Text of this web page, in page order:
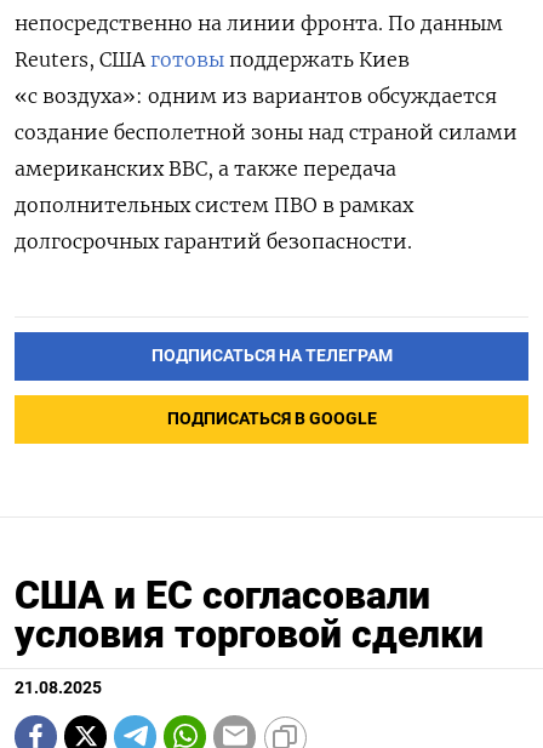
непосредственно на линии фронта. По данным
Reuters, США готовы поддержать Киев
«с воздуха»: одним из вариантов обсуждается
создание бесполетной зоны над страной силами
американских ВВС, а также передача
дополнительных систем ПВО в рамках
долгосрочных гарантий безопасности.
ПОДПИСАТЬСЯ НА ТЕЛЕГРАМ
ПОДПИСАТЬСЯ В GOOGLE
США и ЕС согласовали
условия торговой сделки
21.08.2025